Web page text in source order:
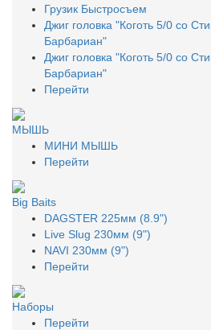
Грузик Быстросъем
Джиг головка "Коготь 5/0 со
Барбариан"
Джиг головка "Коготь 5/0 со
Барбариан"
Перейти
МЫШЬ
МИНИ МЫШЬ
Перейти
Big Baits
DAGSTER 225мм (8.9")
Live Slug 230мм (9")
NAVI 230мм (9")
Перейти
Наборы
Перейти